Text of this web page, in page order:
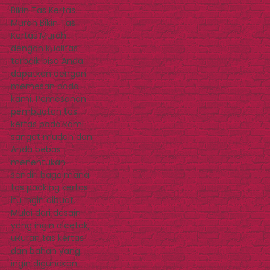
Bikin Tas Kertas
Murah Bikin Tas
Kertas Murah
dengan kualitas
terbaik bisa Anda
dapatkan dengan
memesan pada
kami. Pemesanan
pembuatan tas
kertas pada kami
sangat mudah dan
Anda bebas
menentukan
sendiri bagaimana
tas packing kertas
itu ingin dibuat.
Mulai dari desain
yang ingin dicetak,
ukuran tas kertas
dan bahan yang
ingin digunakan